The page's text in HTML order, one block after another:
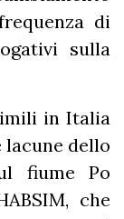
di
sulla
in Italia
lacune dello
fiume Po
che